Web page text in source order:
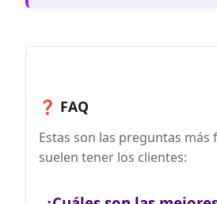
❓ FAQ
Estas son las preguntas más
suelen tener los clientes: